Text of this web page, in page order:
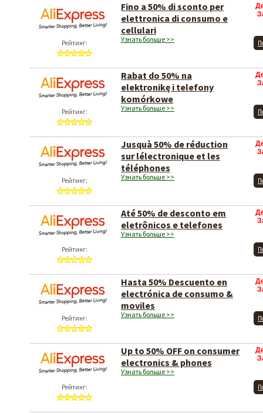
Рейтинг:
Fino a 50% di sconto per
elettronica di consumo e
cellulari
Узнать больше >>
Рейтинг:
Rabat do 50% na
elektronikę i telefony
komórkowe
Узнать больше >>
Рейтинг:
Jusquà 50% de réduction
sur lélectronique et les
téléphones
Узнать больше >>
Рейтинг:
Até 50% de desconto em
eletrônicos e telefones
Узнать больше >>
Рейтинг:
Hasta 50% Descuento en
electrónica de consumo &
moviles
Узнать больше >>
Рейтинг:
Up to 50% OFF on consumer
electronics & phones
Узнать больше >>